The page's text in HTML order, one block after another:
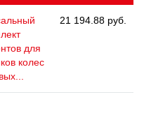
для
колес
21 194.88 руб.